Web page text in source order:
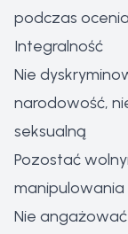
podczas
Integralność
Nie
narodowość,
seksualną
Pozostać
manipulowania
Nie